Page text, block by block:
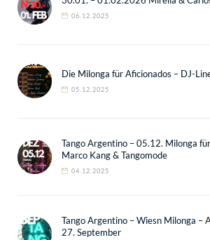
06.12.2025
Die Milonga für Aficionados – DJ-
05.12.2025
Tango Argentino – 05.12. Milonga
Marco Kang & Tangomode
04.12.2025
Tango Argentino – Wiesn Milonga –
27. September